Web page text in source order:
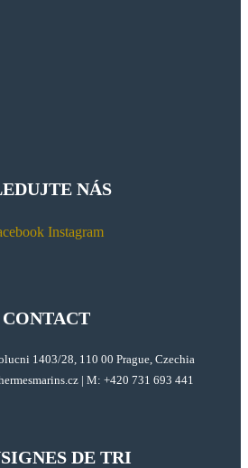
NÁS
Instagram
CONTACT
1403/28, 110 00 Prague, Czechia
cz| M: +420 731 693 441
DE TRI